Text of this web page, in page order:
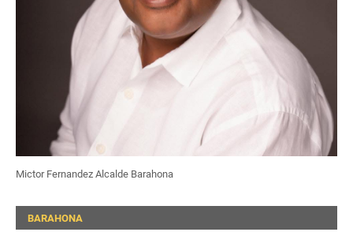
Mictor Fernandez Alcalde Barahona
BARAHONA